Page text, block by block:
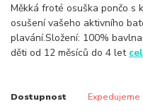
Měkká froté osuška pončo s
osušení vašeho aktivního
plavání.Složení: 100%
děti od 12 měsíců do 4 let
Dostupnost